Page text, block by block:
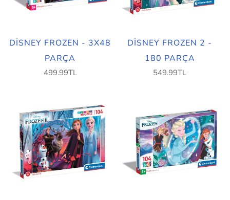
DISNEY FROZEN - 3X48
PARÇA
499.99TL
DISNEY FROZEN 2 -
180 PARÇA
549.99TL